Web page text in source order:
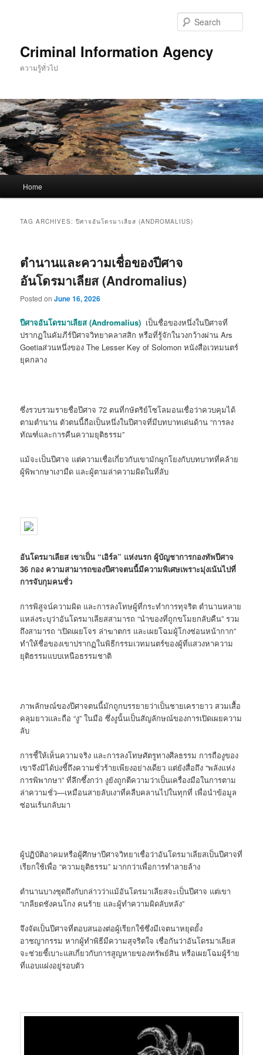
Criminal Information Agency
ความรู้ทั่วไป
Home
TAG ARCHIVES:ปีศาจอันโดรมาเลียส (ANDROMALIUS)
ตำนานและความเชื่อของปีศาจ
อันโดรมาเลียส (Andromalius)
Posted onJune 16, 2026
ปีศาจอันโดรมาเลียส (Andromalius) เป็นชื่อของหนึ่งในปีศาจที่
ปรากฏในคัมภีร์ปีศาจวิทยาคลาสสิก หรือที่รู้จักในวงกว้างผ่านArs
Goetiaส่วนหนึ่งของThe Lesser Key of Solomonหนังสือเวทมนตร์
ยุคกลาง
ซึ่งรวบรวมรายชื่อปีศาจ 72 ตนที่กษัตริย์โซโลมอนเชื่อว่าควบคุมได้
ตามตำนาน ตัวตนนี้ถือเป็นหนึ่งในปีศาจที่มีบทบาทเด่นด้าน “การลง
ทัณฑ์และการคืนความยุติธรรม”
แม้จะเป็นปีศาจ แต่ความเชื่อเกี่ยวกับเขามักผูกโยงกับบทบาทที่คล้าย
ผู้พิพากษาเงามืด และผู้ตามล่าความผิดในที่ลับ
อันโดรมาเลียส เขาเป็น “เอิร์ล” แห่งนรก ผู้บัญชาการกองทัพปีศาจ
36 กอง ความสามารถของปีศาจตนนี้มีความพิเศษเพราะมุ่งเน้นไปที่
การจับกุมคนชั่ว
การพิสูจน์ความผิด และการลงโทษผู้ที่กระทำการทุจริต ตำนานหลาย
แหล่งระบุว่าอันโดรมาเลียสสามารถ “นำของที่ถูกขโมยกลับคืน” รวม
ถึงสามารถ “เปิดเผยโจร ล่าฆาตกร และเผยโฉมผู้โกงซ่อนหน้ากาก”
ทำให้ชื่อของเขาปรากฏในพิธีกรรมเวทมนตร์ของผู้ที่แสวงหาความ
ยุติธรรมแบบเหนือธรรมชาติ
ภาพลักษณ์ของปีศาจตนนี้มักถูกบรรยายว่าเป็นชายเครายาว สวมเสื้อ
คลุมยาวและถือ “งู” ในมือ ซึ่งงูนั้นเป็นสัญลักษณ์ของการเปิดเผยความ
ลับ
การชี้ให้เห็นความจริง และการลงโทษศัตรูทางศีลธรรม การถืองูของ
เขาจึงมิได้บ่งชี้ถึงความชั่วร้ายเพียงอย่างเดียว แต่ยังสื่อถึง “พลังแห่ง
การพิพากษา” ที่ลึกซึ้งกว่า งูยังถูกตีความว่าเป็นเครื่องมือในการตาม
ล่าความชั่ว—เหมือนสายลับเงาที่คลืบคลานไปในทุกที่ เพื่อนำข้อมูล
ซ่อนเร้นกลับมา
ผู้ปฏิบัติอาคมหรือผู้ศึกษาปีศาจวิทยาเชื่อว่าอันโดรมาเลียสเป็นปีศาจที่
เรียกใช้เพื่อ “ความยุติธรรม” มากกว่าเพื่อการทำลายล้าง
ตำนานบางชุดถึงกับกล่าวว่าแม้อันโดรมาเลียสจะเป็นปีศาจ แต่เขา
“เกลียดชังคนโกง คนร้าย และผู้ทำความผิดลับหลัง”
จึงจัดเป็นปีศาจที่ตอบสนองต่อผู้เรียกใช้ซึ่งมีเจตนาหยุดยั้ง
อาชญากรรม หากผู้ทำพิธีมีความสุจริตใจ เชื่อกันว่าอันโดรมาเลียส
จะช่วยชี้เบาะแสเกี่ยวกับการสูญหายของทรัพย์สิน หรือเผยโฉมผู้ร้าย
ที่แอบแฝงอยู่รอบตัว